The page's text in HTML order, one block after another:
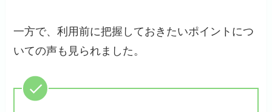
一方で、利用前に把握しておきたいポイントにつ
いての声も見られました。